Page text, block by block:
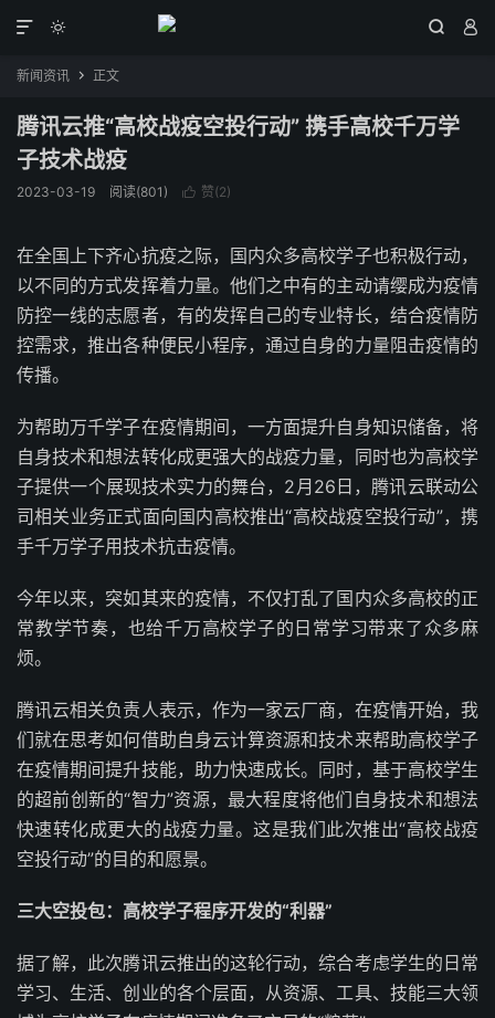
  

新闻资讯  正文
腾讯云推“高校战疫空投行动” 携手高校千万学
子技术战疫
2023-03-19 阅读(801)  赞(2)
在全国上下齐心抗疫之际，国内众多高校学子也积极行动，
以不同的方式发挥着力量。他们之中有的主动请缨成为疫情
防控一线的志愿者，有的发挥自己的专业特长，结合疫情防
控需求，推出各种便民小程序，通过自身的力量阻击疫情的
传播。
为帮助万千学子在疫情期间，一方面提升自身知识储备，将
自身技术和想法转化成更强大的战疫力量，同时也为高校学
子提供一个展现技术实力的舞台，2月26日，腾讯云联动公
司相关业务正式面向国内高校推出“高校战疫空投行动”，携
手千万学子用技术抗击疫情。
今年以来，突如其来的疫情，不仅打乱了国内众多高校的正
常教学节奏，也给千万高校学子的日常学习带来了众多麻
烦。
腾讯云相关负责人表示，作为一家云厂商，在疫情开始，我
们就在思考如何借助自身云计算资源和技术来帮助高校学子
在疫情期间提升技能，助力快速成长。同时，基于高校学生
的超前创新的“智力”资源，最大程度将他们自身技术和想法
快速转化成更大的战疫力量。这是我们此次推出“高校战疫
空投行动”的目的和愿景。
三大空投包：高校学子程序开发的“利器”
据了解，此次腾讯云推出的这轮行动，综合考虑学生的日常
学习、生活、创业的各个层面，从资源、工具、技能三大领